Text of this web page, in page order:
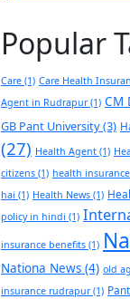
Popular
Care (1) Care Health
Agent in Rudrapur(1) CM
GB Pant University(3)
(27) Health Agent (1)
citizens (1) health
hai (1) Health News (1)
policy in hindi (1)
insurance benefits (1)
Nationa News (4) old
insurance rudrapur(1)